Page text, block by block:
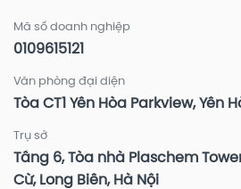
Mã số doanh nghiệp
0109615121
Văn phòng đại diện
Tòa CT1 Yên Hòa Parkview, Yên
Trụ sở
Tầng 6, Tòa nhà Plaschem
Cừ, Long Biên, Hà Nội